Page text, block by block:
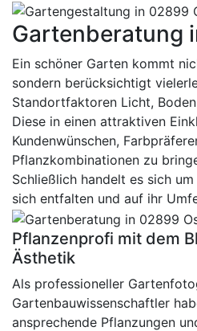
Gartenberatung
Ein schöner Garten kommt
sondern berücksichtigt
Standortfaktoren Licht,
Diese in einen attraktiven
Kundenwünschen,
Pflanzkombinationen zu
Schließlich handelt es sich
sich entfalten und auf ihr
Pflanzenprofi mit dem
Ästhetik
Als professioneller
Gartenbauwissenschaftler
ansprechende Pflanzungen